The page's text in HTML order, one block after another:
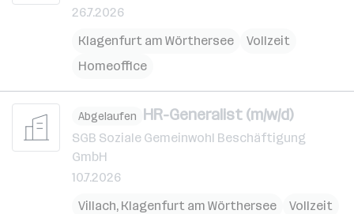
26.7.2026
Klagenfurt am Wörthersee
Vollzeit
Homeoffice
Abgelaufen HR-Generalist (m/w/d)
SGB Soziale Gemeinwohl Beschäftigung
GmbH
10.7.2026
Villach, Klagenfurt am Wörthersee
Vollzeit